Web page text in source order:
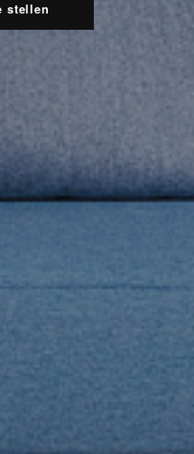
stellen